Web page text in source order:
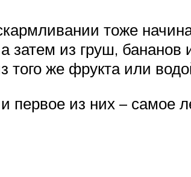
тоже
затем из груш,
того же фрукта или
из них – самое